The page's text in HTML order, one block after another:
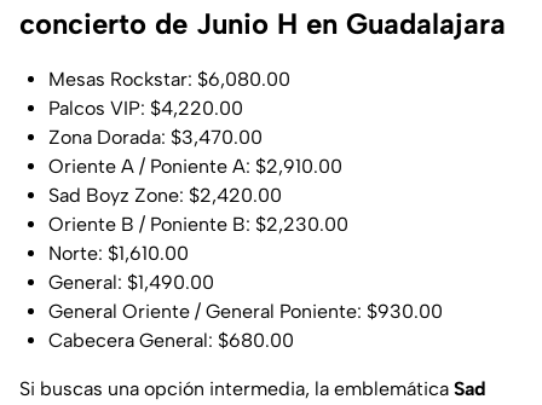
concierto de Junio H en Guadalajara
Mesas Rockstar: $6,080.00
Palcos VIP: $4,220.00
Zona Dorada: $3,470.00
Oriente A / Poniente A: $2,910.00
Sad Boyz Zone: $2,420.00
Oriente B / Poniente B: $2,230.00
Norte: $1,610.00
General: $1,490.00
General Oriente / General Poniente: $930.00
Cabecera General: $680.00
Si buscas una opción intermedia, la emblemática Sad